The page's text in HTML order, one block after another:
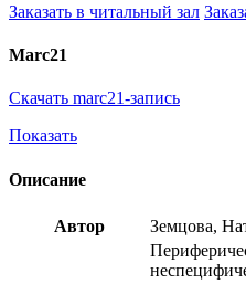
Заказать в читальный зал
Marc21
Скачать marc21-запись
Показать
Описание
Автор Земцова,